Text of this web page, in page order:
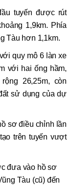
tuyến được rút
1,9km. Phía
Tàu hơn 1,1km.
quy mô 6 làn xe
với hai ống hầm,
26,25m, còn
sử dụng của dự
sơ điều chỉnh lần
trên tuyến vượt
đưa vào hồ sơ
Tàu (cũ) đến